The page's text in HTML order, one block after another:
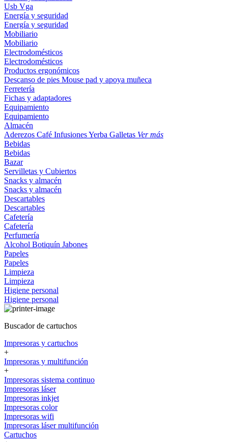
Usb Vga
Energía y seguridad
Energía y seguridad
Mobiliario
Mobiliario
Electrodomésticos
Electrodomésticos
Productos ergonómicos
Descanso de pies Mouse pad y apoya muñeca
Ferretería
Fichas y adaptadores
Equipamiento
Equipamiento
Almacén
Aderezos Café InfusionesYerba Galletas Ver más
Bebidas
Bebidas
Bazar
Servilletas y Cubiertos
Snacks y almacén
Snacks y almacén
Descartables
Descartables
Cafetería
Cafetería
Perfumería
Alcohol Botiquín Jabones
Papeles
Papeles
Limpieza
Limpieza
Higiene personal
Higiene personal
Buscador de cartuchos
Impresoras y cartuchos
+
Impresoras y multifunción
+
Impresoras sistema continuo
Impresoras láser
Impresoras inkjet
Impresoras color
Impresoras wifi
Impresoras láser multifunción
Cartuchos